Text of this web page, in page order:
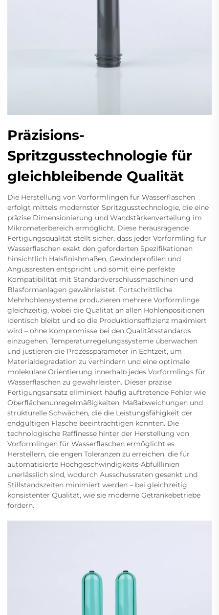
Präzisions-
Spritzgusstechnologie für
gleichbleibende Qualität
Die Herstellung von Vorformlingen für Wasserflaschen
erfolgt mittels modernster Spritzgusstechnologie, die eine
präzise Dimensionierung und Wandstärkenverteilung im
Mikrometerbereich ermöglicht. Diese herausragende
Fertigungsqualität stellt sicher, dass jeder Vorformling für
Wasserflaschen exakt den geforderten Spezifikationen
hinsichtlich Halsfinishmaßen, Gewindeprofilen und
Angussresten entspricht und somit eine perfekte
Kompatibilität mit Standardverschlussmaschinen und
Blasformanlagen gewährleistet. Fortschrittliche
Mehrhohlensysteme produzieren mehrere Vorformlinge
gleichzeitig, wobei die Qualität an allen Hohlenpositionen
identisch bleibt und so die Produktionseffizienz maximiert
wird – ohne Kompromisse bei den Qualitätsstandards
einzugehen. Temperaturregelungssysteme überwachen
und justieren die Prozessparameter in Echtzeit, um
Materialdegradation zu verhindern und eine optimale
molekulare Orientierung innerhalb jedes Vorformlings für
Wasserflaschen zu gewährleisten. Dieser präzise
Fertigungsansatz eliminiert häufig auftretende Fehler wie
Oberflächenunregelmäßigkeiten, Maßabweichungen und
strukturelle Schwächen, die die Leistungsfähigkeit der
endgültigen Flasche beeinträchtigen könnten. Die
technologische Raffinesse hinter der Herstellung von
Vorformlingen für Wasserflaschen ermöglicht es
Herstellern, die engen Toleranzen zu erreichen, die für
automatisierte Hochgeschwindigkeits-Abfülllinien
unerlässlich sind, wodurch Ausschussraten gesenkt und
Stillstandszeiten minimiert werden – bei gleichzeitig
konsistenter Qualität, wie sie moderne Getränkebetriebe
fordern.